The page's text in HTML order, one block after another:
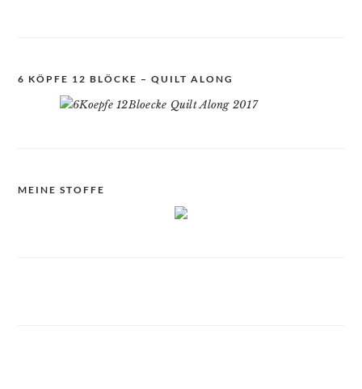
6 KÖPFE 12 BLÖCKE – QUILT ALONG
MEINE STOFFE